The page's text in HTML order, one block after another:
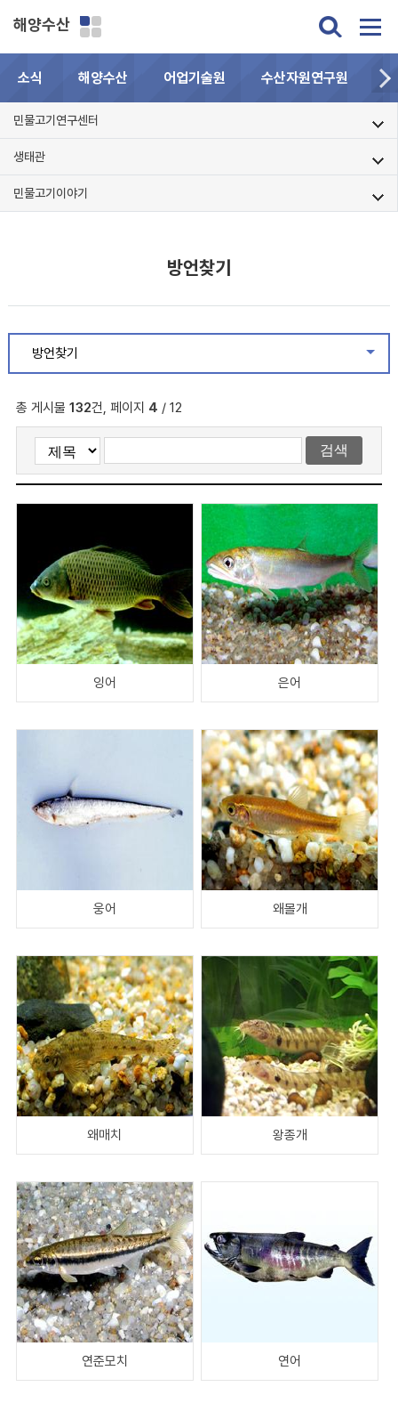
해양수산
소식 해양수산 어업기술원 수산자원연구원
민물고기연구센터
생태관
민물고기이야기
방언찾기
방언찾기
총 게시물 132건, 페이지 4 / 12
잉어 은어
웅어 왜몰개
왜매치 왕종개
연준모치 연어